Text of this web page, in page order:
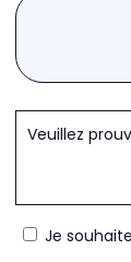
Veuillez
Je